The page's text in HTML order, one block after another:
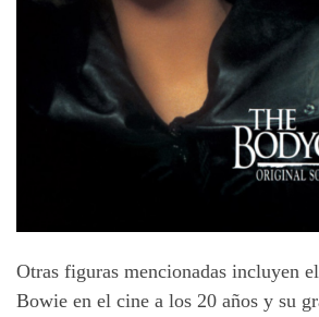
Otras figuras mencionadas incluyen
Bowie en el cine a los 20 años y su